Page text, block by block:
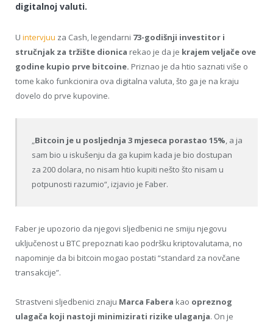
digitalnoj valuti.
U intervjuu za Cash, legendarni 73-godišnji investitor i
stručnjak za tržište dionica rekao je da je krajem veljače ove
godine kupio prve bitcoine. Priznao je da htio saznati više o
tome kako funkcionira ova digitalna valuta, što ga je na kraju
dovelo do prve kupovine.
„Bitcoin je u posljednja 3 mjeseca porastao 15%, a ja
sam bio u iskušenju da ga kupim kada je bio dostupan
za 200 dolara, no nisam htio kupiti nešto što nisam u
potpunosti razumio“, izjavio je Faber.
Faber je upozorio da njegovi sljedbenici ne smiju njegovu
uključenost u BTC prepoznati kao podršku kriptovalutama, no
napominje da bi bitcoin mogao postati “standard za novčane
transakcije”.
Strastveni sljedbenici znaju Marca Fabera kao opreznog
ulagača koji nastoji minimizirati rizike ulaganja. On je